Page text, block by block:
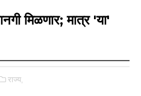
मिळणार; मात्र 'या'
राज्य,